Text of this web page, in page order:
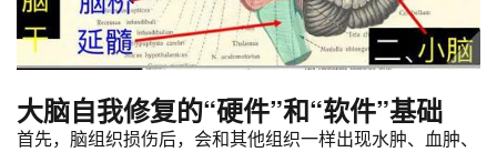
大脑自我修复的“硬件”和“软件”基础
首先，脑组织损伤后，会和其他组织一样出现水肿、血肿、